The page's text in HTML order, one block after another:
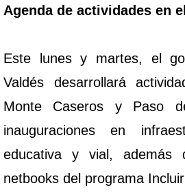
Agenda de actividades en
Este lunes y martes, el
Valdés desarrollará
Monte Caseros y Paso
inauguraciones en
educativa y vial, además
netbooks del programa